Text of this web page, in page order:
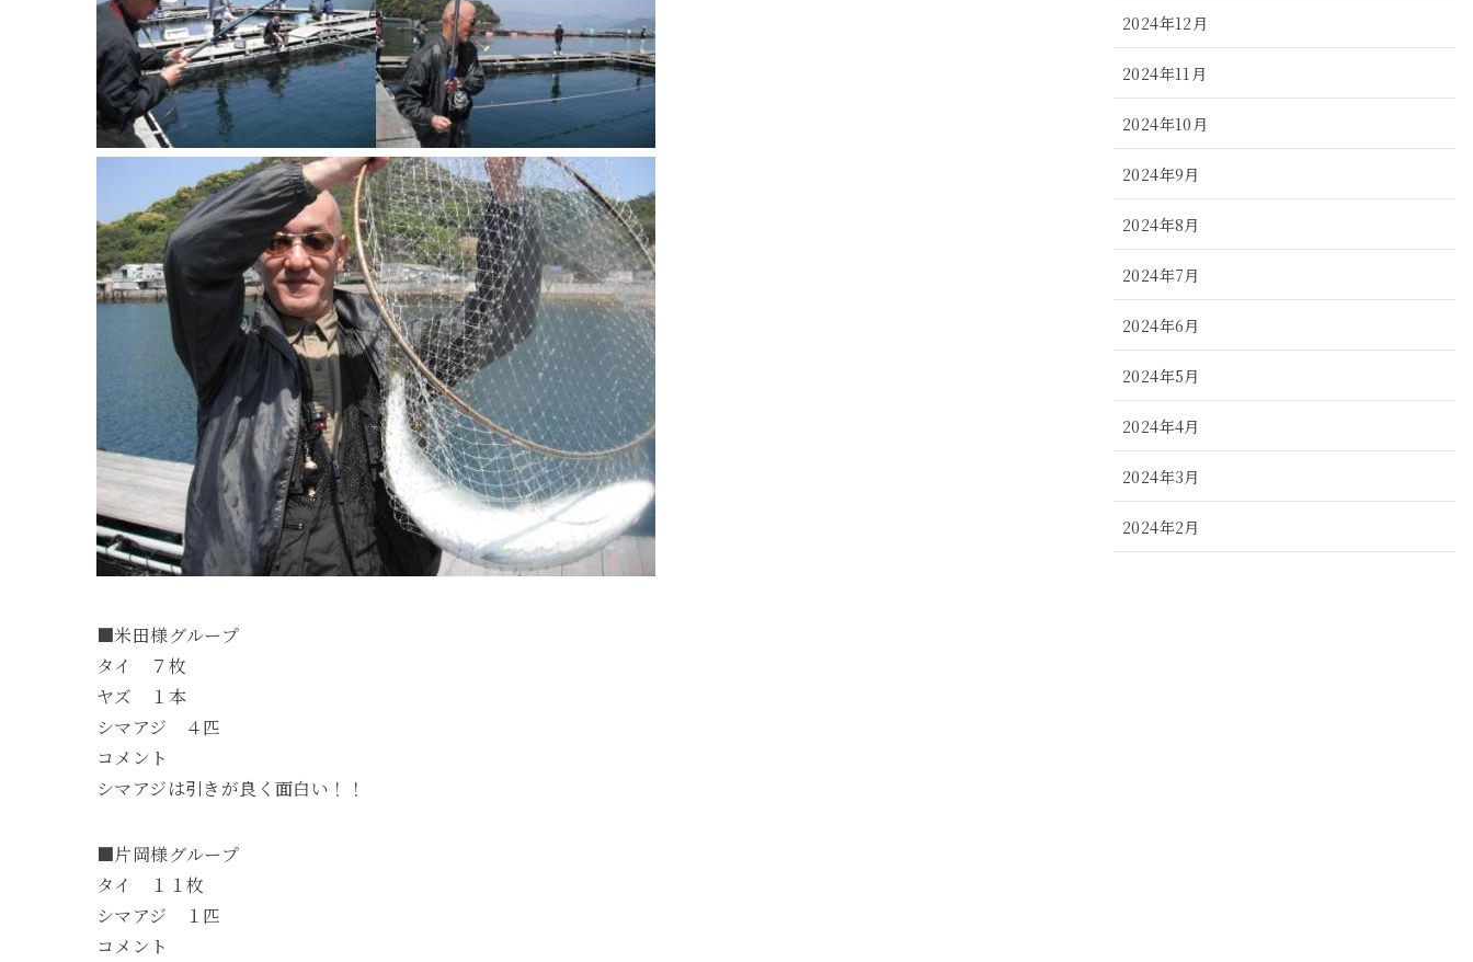
■米田様グループ
タイ ７枚
ヤズ １本
シマアジ ４匹
コメント
シマアジは引きが良く面白い！！
■片岡様グループ
タイ １１枚
シマアジ １匹
コメント
2024年12月
2024年11月
2024年10月
2024年9月
2024年8月
2024年7月
2024年6月
2024年5月
2024年4月
2024年3月
2024年2月